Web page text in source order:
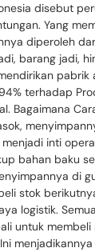
disebut
Yang
diperoleh
barang jadi,
terhadap
Bagaimana
inti
bahan baku
di
stok
logistik.
untuk